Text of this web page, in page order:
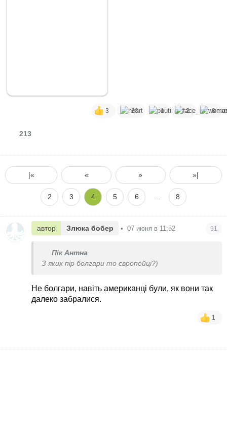
3 28 1 2 8
213
|« « » »|
2 3 4 5 6 8
автор Злюка бобер • 07 июня в 11:52 91
Пік Антна
З яких пір болгари то європейці?)
Не болгари, навіть американці були, як вони так
далеко забралися.
1